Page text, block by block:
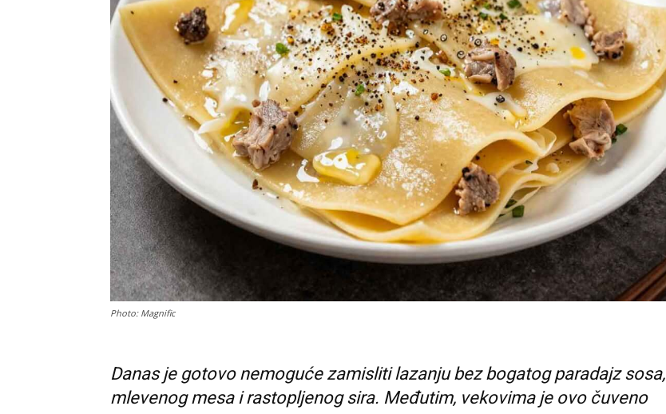
Photo: Magnific
Danas je gotovo nemoguće zamisliti lazanju bez bogatog paradajz sosa,
mlevenog mesa i rastopljenog sira. Međutim, vekovima je ovo čuveno